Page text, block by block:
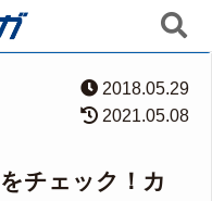
2018.05.29
2021.05.08
チェック！カ